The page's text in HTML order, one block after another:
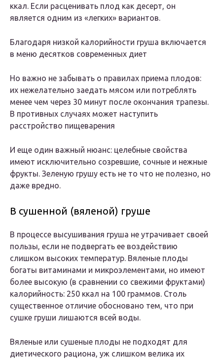
ккал. Если расценивать плод как десерт, он
является одним из «легких» вариантов.
Благодаря низкой калорийности груша включается
в меню десятков современных диет
Но важно не забывать о правилах приема плодов:
их нежелательно заедать мясом или потреблять
менее чем через 30 минут после окончания трапезы.
В противных случаях может наступить
расстройство пищеварения
И еще один важный нюанс: целебные свойства
имеют исключительно созревшие, сочные и нежные
фрукты. Зеленую грушу есть не то что не полезно, но
даже вредно.
В сушенной (вяленой) груше
В процессе высушивания груша не утрачивает своей
пользы, если не подвергать ее воздействию
слишком высоких температур. Вяленые плоды
богаты витаминами и микроэлементами, но имеют
более высокую (в сравнении со свежими фруктами)
калорийность: 250 ккал на 100 граммов. Столь
существенное отличие обосновано тем, что при
сушке груши лишаются всей воды.
Вяленые или сушеные плоды не подходят для
диетического рациона, уж слишком велика их